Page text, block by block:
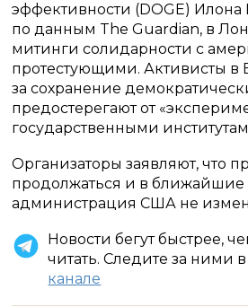
эффективности (DOGE) Илона
по данным The Guardian, в
митинги солидарности с
протестующими. Активисты в
за сохранение
предостерегают от
государственными
Организаторы заявляют, что
продолжаться и в ближайшие
администрация США не
Новости бегут быстрее,
читать. Следите за ними
канале